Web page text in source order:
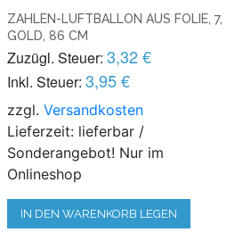
ZAHLEN-LUFTBALLON AUS FOLIE, 7,
GOLD, 86 CM
Zuzügl. Steuer: 3,32 €
Inkl. Steuer: 3,95 €
zzgl.Versandkosten
Lieferzeit: lieferbar /
Sonderangebot! Nur im
Onlineshop
IN DEN WARENKORB LEGEN